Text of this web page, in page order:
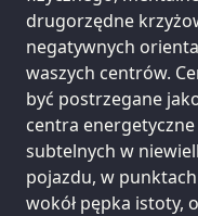
drugorzędne
negatywnych
waszych centrów.
być postrzegane
centra energetyczne
subtelnych w
pojazdu, w
wokół pępka istoty,